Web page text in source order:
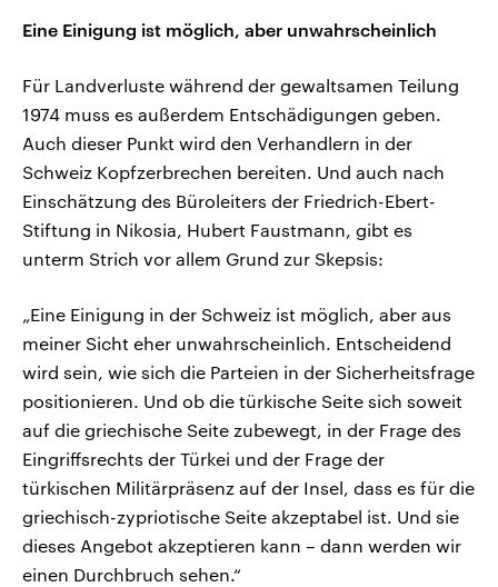
Eine Einigung ist möglich, aber unwahrscheinlich
Für Landverluste während der gewaltsamen Teilung
1974 muss es außerdem Entschädigungen geben.
Auch dieser Punkt wird den Verhandlern in der
Schweiz Kopfzerbrechen bereiten. Und auch nach
Einschätzung des Büroleiters der Friedrich-Ebert-
Stiftung in Nikosia, Hubert Faustmann, gibt es
unterm Strich vor allem Grund zur Skepsis:
„Eine Einigung in der Schweiz ist möglich, aber aus
meiner Sicht eher unwahrscheinlich. Entscheidend
wird sein, wie sich die Parteien in der Sicherheitsfrage
positionieren. Und ob die türkische Seite sich soweit
auf die griechische Seite zubewegt, in der Frage des
Eingriffsrechts der Türkei und der Frage der
türkischen Militärpräsenz auf der Insel, dass es für die
griechisch-zypriotische Seite akzeptabel ist. Und sie
dieses Angebot akzeptieren kann – dann werden wir
einen Durchbruch sehen.“